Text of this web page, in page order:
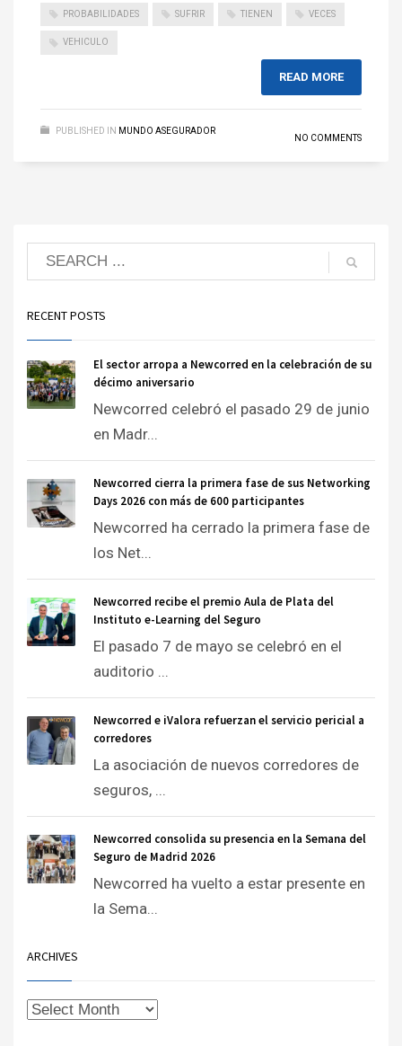
PROBABILIDADES SUFRIR TIENEN VECES
VEHICULO
READ MORE
PUBLISHED IN MUNDO ASEGURADOR
NO COMMENTS
RECENT POSTS
El sector arropa a Newcorred en la celebración de su
décimo aniversario
Newcorred celebró el pasado 29 de junio
en Madr...
Newcorred cierra la primera fase de sus Networking
Days 2026 con más de 600 participantes
Newcorred ha cerrado la primera fase de
los Net...
Newcorred recibe el premio Aula de Plata del
Instituto e-Learning del Seguro
El pasado 7 de mayo se celebró en el
auditorio ...
Newcorred e iValora refuerzan el servicio pericial a
corredores
La asociación de nuevos corredores de
seguros, ...
Newcorred consolida su presencia en la Semana del
Seguro de Madrid 2026
Newcorred ha vuelto a estar presente en
la Sema...
ARCHIVES